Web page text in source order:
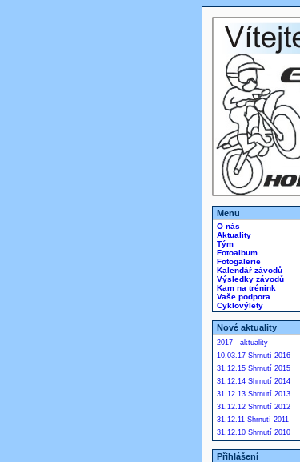
Menu
O nás
Aktuality
Tým
Fotoalbum
Fotogalerie
Kalendář závodů
Výsledky závodů
Kam na trénink
Vaše podpora
Cyklovýlety
Nové aktuality
2017 - aktuality
10.03.17 Shrnutí 2016
31.12.15 Shrnutí 2015
31.12.14 Shrnutí 2014
31.12.13 Shrnutí 2013
31.12.12 Shrnutí 2012
31.12.11 Shrnutí 2011
31.12.10 Shrnutí 2010
Přihlášení